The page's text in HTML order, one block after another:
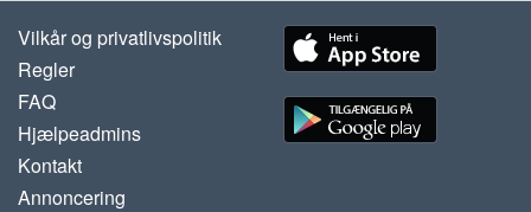
Vilkår og privatlivspolitik
Regler
FAQ
Hjælpeadmins
Kontakt
Annoncering